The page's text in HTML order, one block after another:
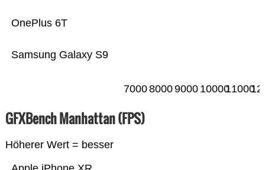
Samsung Galaxy S9
OnePlus 6T
700080009000 1000011000
GFXBench Manhattan (FPS)
Höherer Wert = besser